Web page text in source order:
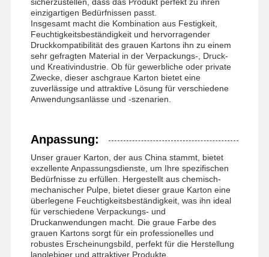
einzigartigen Bedürfnissen passt.
Insgesamt macht die Kombination aus Festigkeit,
Feuchtigkeitsbeständigkeit und hervorragender
Druckkompatibilität des grauen Kartons ihn zu einem
sehr gefragten Material in der Verpackungs-, Druck-
und Kreativindustrie. Ob für gewerbliche oder private
Zwecke, dieser aschgraue Karton bietet eine
zuverlässige und attraktive Lösung für verschiedene
Anwendungsanlässe und -szenarien.
Anpassung:
Unser grauer Karton, der aus China stammt, bietet
exzellente Anpassungsdienste, um Ihre spezifischen
Bedürfnisse zu erfüllen. Hergestellt aus chemisch-
mechanischer Pulpe, bietet dieser graue Karton eine
überlegene Feuchtigkeitsbeständigkeit, was ihn ideal
für verschiedene Verpackungs- und
Druckanwendungen macht. Die graue Farbe des
grauen Kartons sorgt für ein professionelles und
robustes Erscheinungsbild, perfekt für die Herstellung
langlebiger und attraktiver Produkte.